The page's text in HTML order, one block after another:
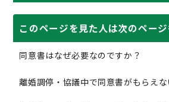
このページを見た人は次のペー
同意書はなぜ必要なのですか？
離婚調停・協議中で同意書がもらえな